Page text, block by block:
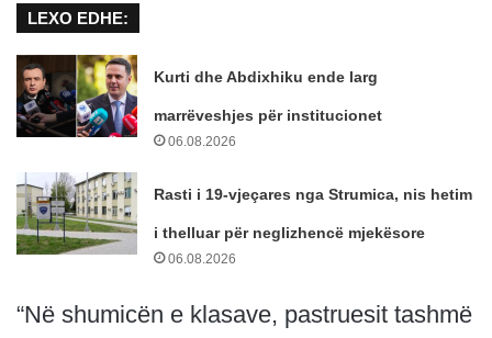
LEXO EDHE:
Kurti dhe Abdixhiku ende larg
marrëveshjes për institucionet
06.08.2026
Rasti i 19-vjeçares nga Strumica, nis hetim
i thelluar për neglizhencë mjekësore
06.08.2026
“Në shumicën e klasave, pastruesit tashmë